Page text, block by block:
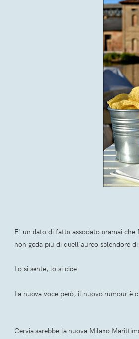
E' un dato di fatto assodato oramai che
non goda più di quell'aureo splendore
Lo si sente, lo si dice.
La nuova voce però, il nuovo rumour è
Cervia sarebbe la nuova Milano